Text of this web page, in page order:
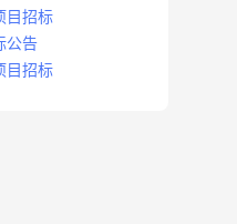
目招标
公告
目招标